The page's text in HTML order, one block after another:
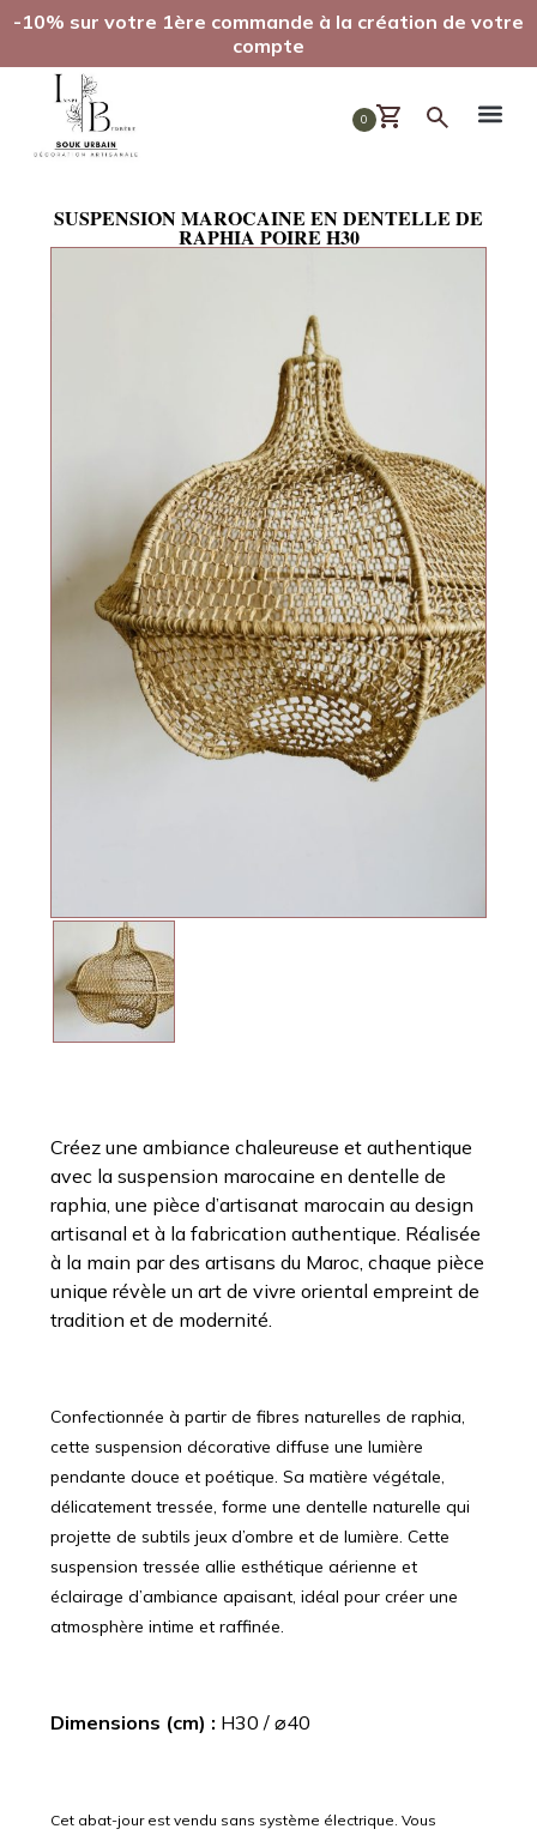
-10% sur votre 1ère commande à la création de votre
compte
0
SUSPENSION MAROCAINE EN DENTELLE DE
RAPHIA POIRE H30
Créez une ambiance chaleureuse et authentique
avec la suspension marocaine en dentelle de
raphia, une pièce d’artisanat marocain au design
artisanal et à la fabrication authentique. Réalisée
à la main par des artisans du Maroc, chaque pièce
unique révèle un art de vivre oriental empreint de
tradition et de modernité.
Confectionnée à partir de fibres naturelles de raphia,
cette suspension décorative diffuse une lumière
pendante douce et poétique. Sa matière végétale,
délicatement tressée, forme une dentelle naturelle qui
projette de subtils jeux d’ombre et de lumière. Cette
suspension tressée allie esthétique aérienne et
éclairage d’ambiance apaisant, idéal pour créer une
atmosphère intime et raffinée.
Dimensions (cm) : H30 / ⌀40
Cet abat-jour est vendu sans système électrique. Vous